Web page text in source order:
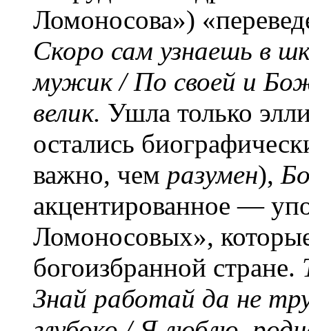
Ломоносова»)
Скоро сам узнаешь в
мужик / По своей и
велик. Ушла только
остались
важно, чем разумен),
акцентированное —
Ломоносовых»,
богоизбранной стране.
Знай работай да не